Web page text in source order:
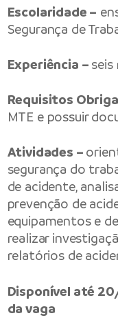
Escolaridade –
Segurança de
Experiência – seis
Requisitos
MTE e possuir
Atividades –
segurança do
de acidente,
prevenção de
equipamentos e
realizar
relatórios de
Disponível até
da vaga